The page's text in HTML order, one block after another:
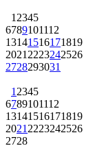
1 2345
6789101112
13141516171819
2021 2223242526
2728293031
1 2345
6789101112
13141516171819
2021 2223242526
2728